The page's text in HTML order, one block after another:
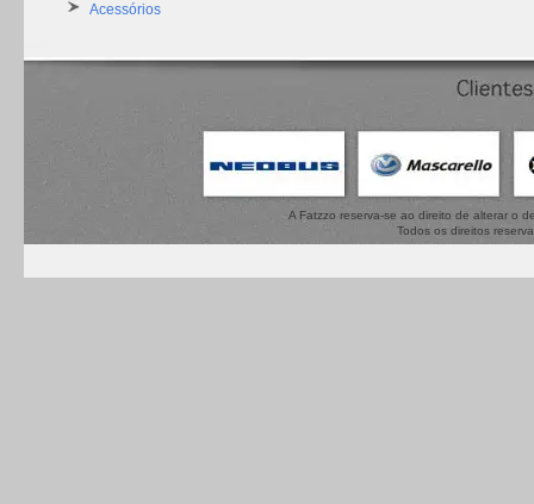
Acessórios
A Fatzzo reserva-se ao direito de alterar o
Todos os direitos